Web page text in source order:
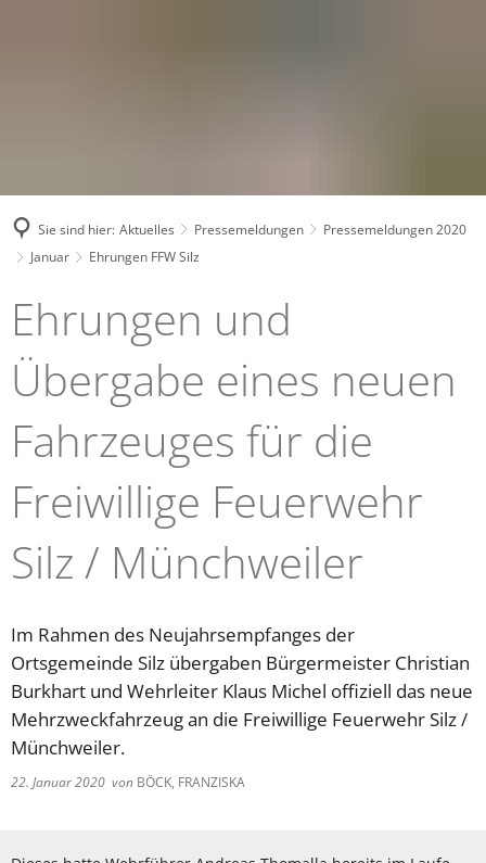
Sie sind hier: Aktuelles Pressemeldungen
Pressemeldungen 2020
Januar
Ehrungen FFW Silz
Ehrungen und
Übergabe eines neuen
Fahrzeuges für die
Freiwillige Feuerwehr
Silz / Münchweiler
Im Rahmen des Neujahrsempfanges der
Ortsgemeinde Silz übergaben Bürgermeister Christian
Burkhart und Wehrleiter Klaus Michel offiziell das neue
Mehrzweckfahrzeug an die Freiwillige Feuerwehr Silz /
Münchweiler.
22. Januar 2020 von BÖCK, FRANZISKA